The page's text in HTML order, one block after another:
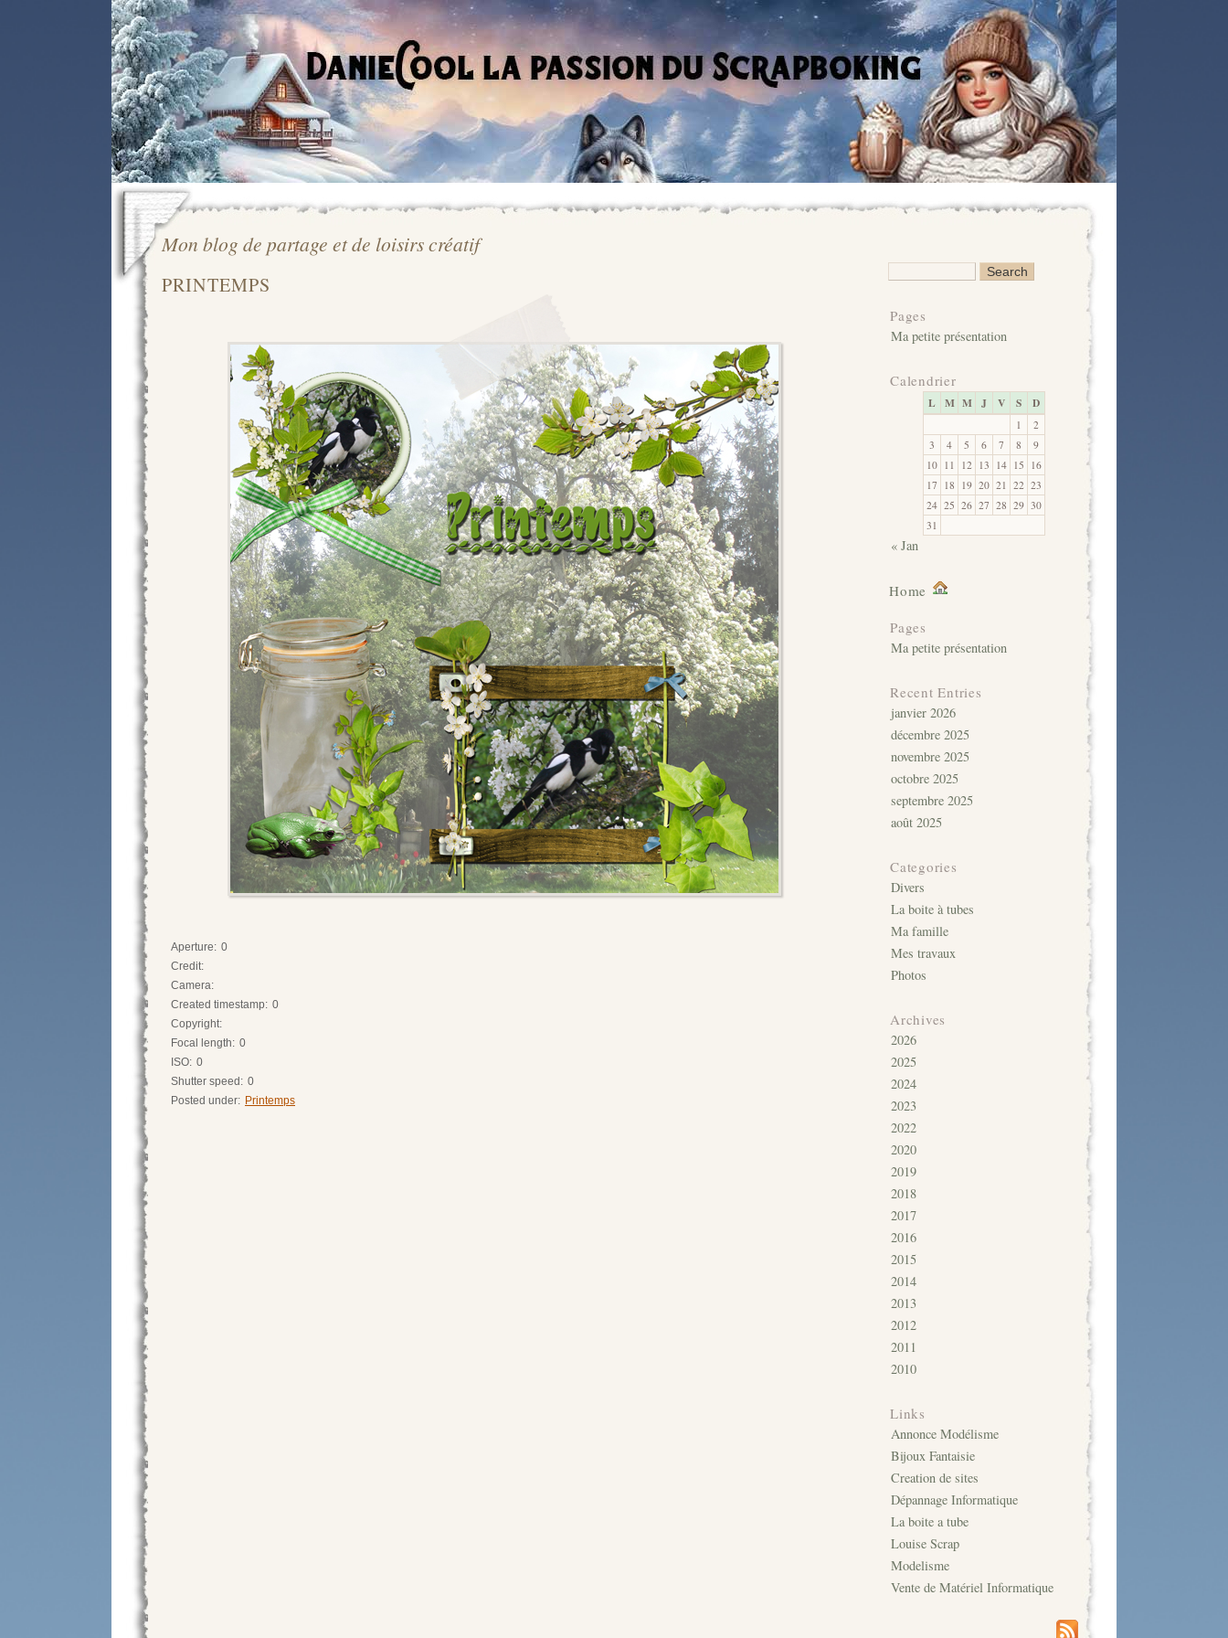
Mon blog de partage et de loisirs créatif
PRINTEMPS
Aperture: 0
Credit:
Camera:
Created timestamp: 0
Copyright:
Focal length: 0
ISO: 0
Shutter speed: 0
Posted under: Printemps
Pages
Ma petite présentation
Calendrier
L M M J V S D
1
2
3
4 5 6 7 8
9
10 11 12 13 14 15
16
17
18 19 20 21 22 23
24 25 26 27 28 29 30
31
« Jan
Home
Pages
Ma petite présentation
Recent Entries
janvier 2026
décembre 2025
novembre 2025
octobre 2025
septembre 2025
août 2025
Categories
Divers
La boite à tubes
Ma famille
Mes travaux
Photos
Archives
2026
2025
2024
2023
2022
2020
2019
2018
2017
2016
2015
2014
2013
2012
2011
2010
Links
Annonce Modélisme
Bijoux Fantaisie
Creation de sites
Dépannage Informatique
La boite a tube
Louise Scrap
Modelisme
Vente de Matériel Informatique